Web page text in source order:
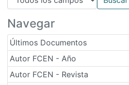
Navegar
Últimos Documentos
Autor FCEN - Año
Autor FCEN - Revista